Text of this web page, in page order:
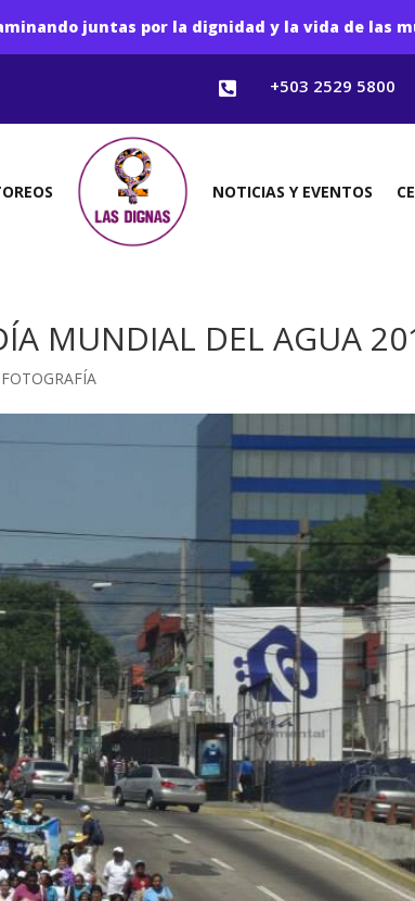
juntas por la dignidad y la vida de las
 +503 2529 5800
NOTICIAS Y EVENTOS
MUNDIAL DEL AGUA